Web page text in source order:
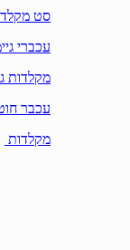
סט
עכברי
מקלדות
עכבר
מקלדות